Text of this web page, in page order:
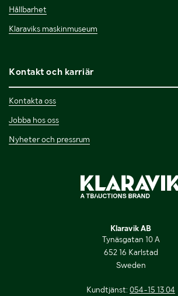
Hållbarhet
Klaraviks maskinmuseum
Kontakt och karriär
Kontakta oss
Jobba hos oss
Nyheter och pressrum
Klaravik AB
Tynäsgatan 10 A
652 16 Karlstad
Sweden
Kundtjänst: 054-15 13 04